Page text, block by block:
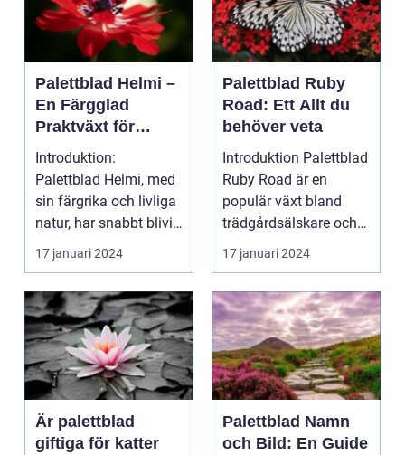
Palettblad Helmi –
En Färgglad
Praktväxt för
Hemmet
Introduktion:
Palettblad Helmi, med
sin färgrika och livliga
natur, har snabbt blivit
en favorit bla...
17 januari 2024
Palettblad Ruby
Road: Ett Allt du
behöver veta
Introduktion Palettblad
Ruby Road är en
populär växt bland
trädgårdsälskare och
inomhusväxtentusias..
17 januari 2024
Är palettblad
giftiga för katter
Palettblad Namn
och Bild: En Guide